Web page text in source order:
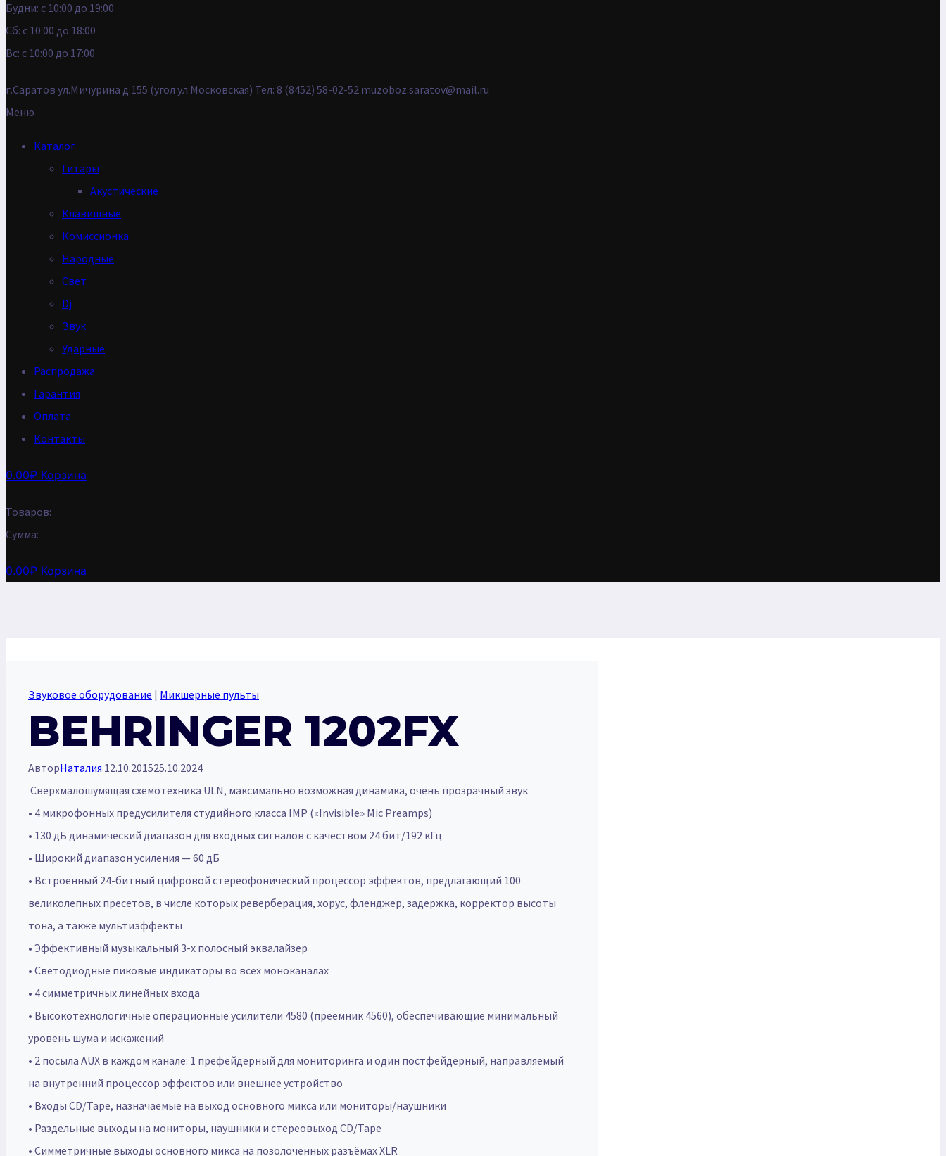
Будни: с 10:00 до 19:00
Сб: с 10:00 до 18:00
Вс: с 10:00 до 17:00
г.Саратов ул.Мичурина д.155 (угол ул.Московская) Тел: 8 (8452) 58-02-52 muzoboz.saratov@mail.ru
Меню
Каталог
Гитары
Акустические
Клавишные
Комиссионка
Народные
Свет
Dj
Звук
Ударные
Распродажа
Гарантия
Оплата
Контакты
0.00₽ Корзина
Товаров:
Сумма:
0.00₽ Корзина
Звуковое оборудование | Микшерные пульты
BEHRINGER 1202FX
АвторНаталия 12.10.201525.10.2024
Сверхмалошумящая схемотехника ULN, максимально возможная динамика, очень прозрачный звук
• 4 микрофонных предусилителя студийного класса IMP («Invisible» Mic Preamps)
• 130 дБ динамический диапазон для входных сигналов с качеством 24 бит/192 кГц
• Широкий диапазон усиления — 60 дБ
• Встроенный 24-битный цифровой стереофонический процессор эффектов, предлагающий 100
великолепных пресетов, в числе которых реверберация, хорус, фленджер, задержка, корректор высоты
тона, а также мультиэффекты
• Эффективный музыкальный 3-х полосный эквалайзер
• Светодиодные пиковые индикаторы во всех моноканалах
• 4 симметричных линейных входа
• Высокотехнологичные операционные усилители 4580 (преемник 4560), обеспечивающие минимальный
уровень шума и искажений
• 2 посыла AUX в каждом канале: 1 префейдерный для мониторинга и один постфейдерный, направляемый
на внутренний процессор эффектов или внешнее устройство
• Входы CD/Tape, назначаемые на выход основного микса или мониторы/наушники
• Раздельные выходы на мониторы, наушники и стереовыход CD/Tape
• Симметричные выходы основного микса на позолоченных разъёмах XLR